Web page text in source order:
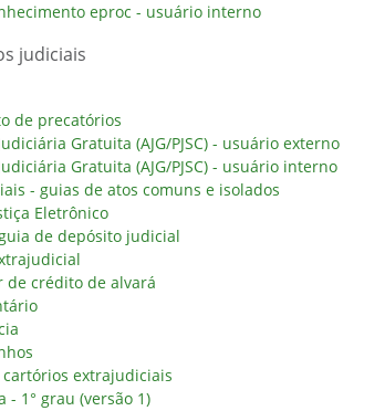
eproc - usuário interno
judiciais
de precatórios
Gratuita (AJG/PJSC) - usuário externo
Gratuita (AJG/PJSC) - usuário interno
- guias de atos comuns e isolados
Eletrônico
de depósito judicial
de crédito de alvará
cartórios extrajudiciais
- 1° grau (versão 1)